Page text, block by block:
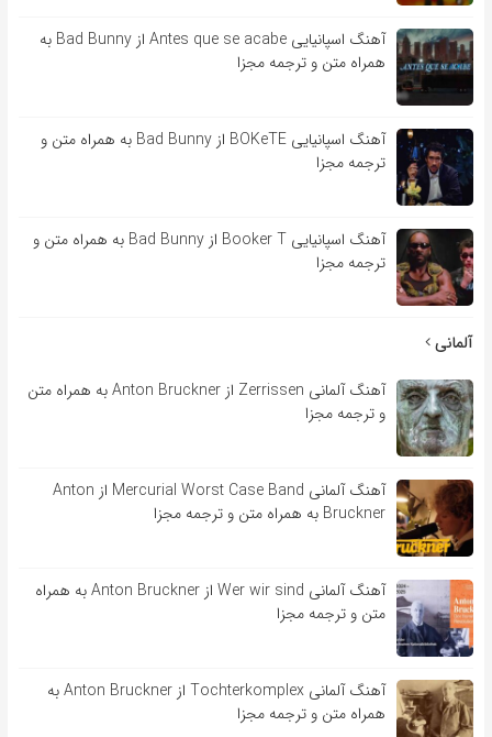
آهنگ اسپانیایی Antes que se acabe از Bad Bunny به
همراه متن و ترجمه مجزا
آهنگ اسپانیایی BOKeTE از Bad Bunny به همراه متن و
ترجمه مجزا
آهنگ اسپانیایی Booker T از Bad Bunny به همراه متن و
ترجمه مجزا
آلمانی
آهنگ آلمانی Zerrissen از Anton Bruckner به همراه متن
و ترجمه مجزا
آهنگ آلمانی Mercurial Worst Case Band از Anton
Bruckner به همراه متن و ترجمه مجزا
آهنگ آلمانی Wer wir sind از Anton Bruckner به همراه
متن و ترجمه مجزا
آهنگ آلمانی Tochterkomplex از Anton Bruckner به
همراه متن و ترجمه مجزا